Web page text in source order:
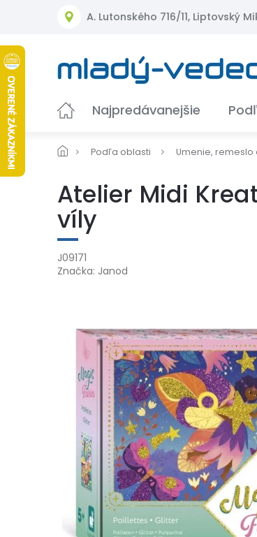
A. Lutonského 716/11, Liptovský
Najpredávanejšie
Podľa oblasti Umenie, remeslo
Atelier Midi
víly
J09171
Značka: Janod